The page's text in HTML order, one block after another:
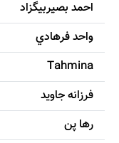
احمد بصيربيگزاد
واحد فرهادي
Tahmina
فرزانه جاويد
رها پن